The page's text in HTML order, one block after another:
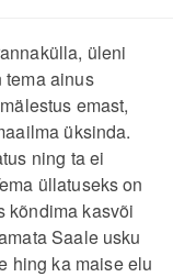
üleni
tema ainus
emast,
üksinda.
ning ta ei
üllatuseks on
kõndima kasvõi
Saale usku
hing ka maise elu